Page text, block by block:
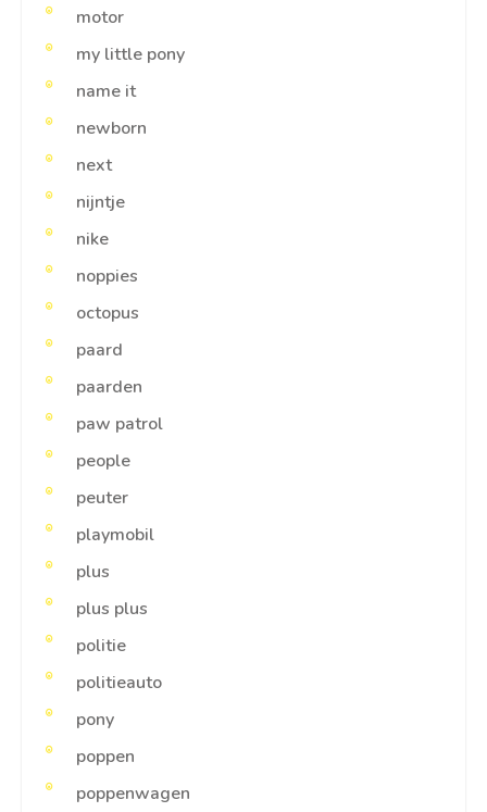
motor
my little pony
name it
newborn
next
nijntje
nike
noppies
octopus
paard
paarden
paw patrol
people
peuter
playmobil
plus
plus plus
politie
politieauto
pony
poppen
poppenwagen